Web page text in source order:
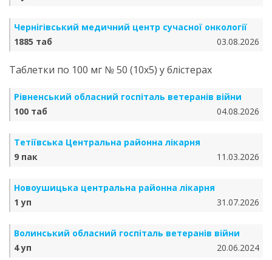
Чернігівський медичний центр сучасної онкології
1885 таб
03.08.2026
Таблетки по 100 мг № 50 (10х5) у блістерах
Рівненський обласний госпіталь ветеранів війни
100 таб
04.08.2026
Тетіївська Центральна районна лікарня
9 пак
11.03.2026
Новоушицька центральна районна лікарня
1 уп
31.07.2026
Волинський обласний госпіталь ветеранів війни
4 уп
20.06.2024